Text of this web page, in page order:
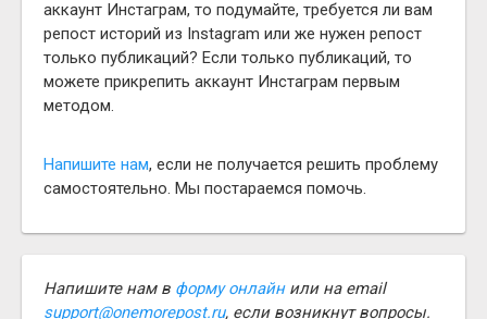
аккаунт Инстаграм, то подумайте, требуется ли вам
репост историй из Instagram или же нужен репост
только публикаций? Если только публикаций, то
можете прикрепить аккаунт Инстаграм первым
методом.
Напишите нам, если не получается решить проблему
самостоятельно. Мы постараемся помочь.
Напишите нам в форму онлайнили на email
support@onemorepost.ru, если возникнут вопросы.